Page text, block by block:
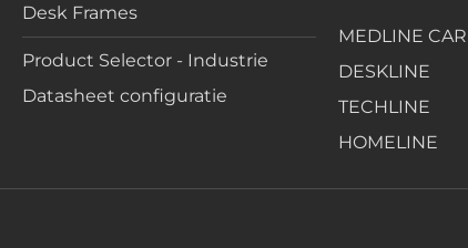
Desk Frames
Product Selector - Industrie
Datasheet configuratie
MEDLINE
DESKLINE
TECHLINE
HOMELINE